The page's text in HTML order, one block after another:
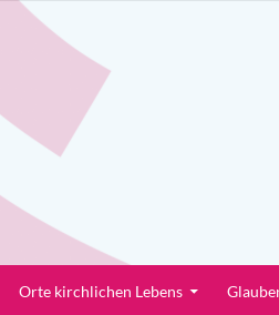
Orte kirchlichen Lebens